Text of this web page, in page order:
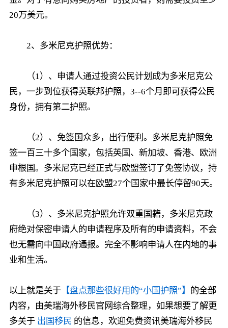
20万美元。
2、多米尼克护照优势：
（1）、申请人通过投资公民计划成为多米尼克公
民，一步到位获得英联邦护照，3--6个月即可获得公民
身份，拥有第二护照。
（2）、免签国众多，出行便利。多米尼克护照免
签一百三十多个国家，包括英国、新加坡、香港、欧洲
申根国。多米尼克已经正式与欧盟签订了免签协议，持
有多米尼克护照可以在欧盟27个国家中最长停留90天。
（3）、多米尼克护照允许双重国籍，多米尼克政
府绝对保密申请人的申请程序及所有的申请资料，不会
也无需向中国政府通报。完全不影响申请人在内地的事
业和生活。
以上就是关于【盘点那些很好用的“小国护照”】 的全部
内容，由美瑞海外移民官网综合整理，如果想要了解更
多关于 出国移民 的信息，欢迎免费资讯美瑞海外移民